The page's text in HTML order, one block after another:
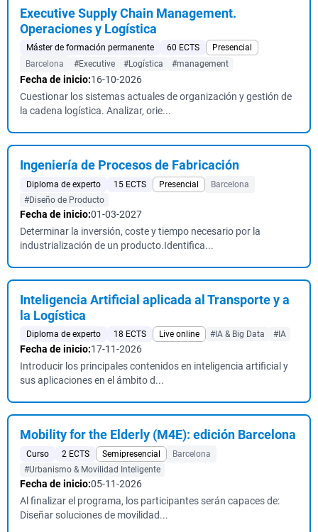
Executive Supply Chain Management.
Operaciones y Logística
Máster de formación permanente 60 ECTS
Presencial
Barcelona
#Executive #Logística #management
Fecha de inicio:16-10-2026
Cuestionar los sistemas actuales de organización y gestión de
la cadena logística. Analizar, orie...
Ingeniería de Procesos de Fabricación
Diploma de experto 15 ECTS Presencial
Barcelona
#Diseño de Producto
Fecha de inicio:01-03-2027
Determinar la inversión, coste y tiempo necesario por la
industrialización de un producto.Identifica...
Inteligencia Artificial aplicada al Transporte y a
la Logística
Diploma de experto 18 ECTS Live online #IA & Big Data #IA
Fecha de inicio:17-11-2026
Introducir los principales contenidos en inteligencia artificial y
sus aplicaciones en el ámbito d...
Mobility for the Elderly (M4E): edición Barcelona
Curso 2 ECTS Semipresencial
Barcelona
#Urbanismo & Movilidad Inteligente
Fecha de inicio:05-11-2026
Al finalizar el programa, los participantes serán capaces de:
Diseñar soluciones de movilidad...